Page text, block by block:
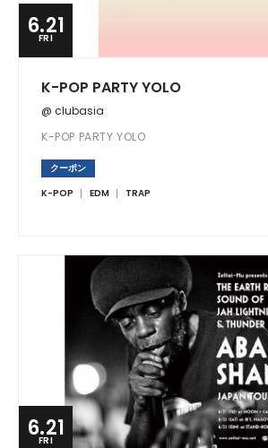
6.21
FRI
K-POP PARTY YOLO
@ clubasia
K-POP PARTY YOLO
クーポン
K-POP
EDM TRAP
6.21
FRI